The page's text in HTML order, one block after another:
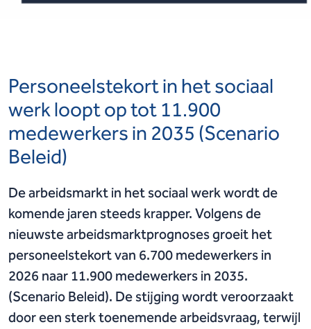
Personeelstekort in het sociaal
werk loopt op tot 11.900
medewerkers in 2035 (Scenario
Beleid)
De arbeidsmarkt in het sociaal werk wordt de
komende jaren steeds krapper. Volgens de
nieuwste arbeidsmarktprognoses groeit het
personeelstekort van 6.700 medewerkers in
2026 naar 11.900 medewerkers in 2035.
(Scenario Beleid). De stijging wordt veroorzaakt
door een sterk toenemende arbeidsvraag, terwijl